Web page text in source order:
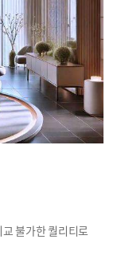
불가한 퀄리티로